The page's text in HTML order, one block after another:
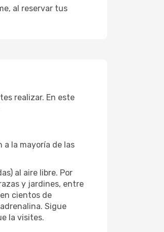
al reservar tus
realizar. En este
a la mayoría de las
al aire libre. Por
y jardines, entre
cientos de
Sigue
la visites.